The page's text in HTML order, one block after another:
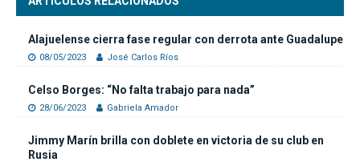
Alajuelense cierra fase regular con derrota ante Guadalupe
08/05/2023 José Carlos Ríos
Celso Borges: “No falta trabajo para nada”
28/06/2023 Gabriela Amador
Jimmy Marín brilla con doblete en victoria de su club en
Rusia